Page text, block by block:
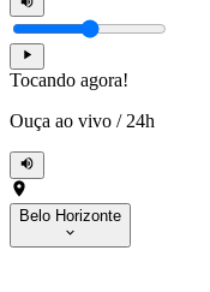
Tocando agora!
Ouça ao vivo / 24h
Belo Horizonte